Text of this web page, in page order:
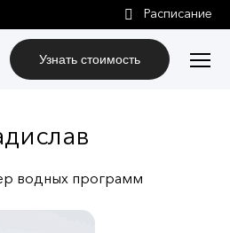
Узнать стоимость
водных программ